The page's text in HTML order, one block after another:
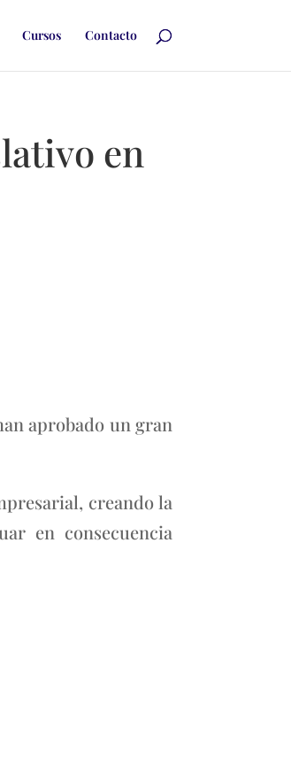
Cursos Contacto
en
aprobado un gran
creando la
en consecuencia